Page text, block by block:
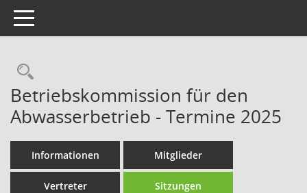
Toggle navigation
Rechercheauswahl
Betriebskommission für den
Abwasserbetrieb - Termine 2025
Informationen Mitglieder
Vertreter Sitzungen